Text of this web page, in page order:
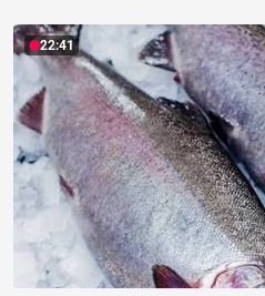
22:41